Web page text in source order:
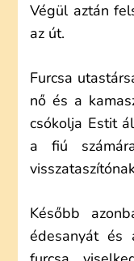
Végül aztán
az út.
Furcsa
nő és a
csókolja Estit
a fiú
Később
édesanyát és